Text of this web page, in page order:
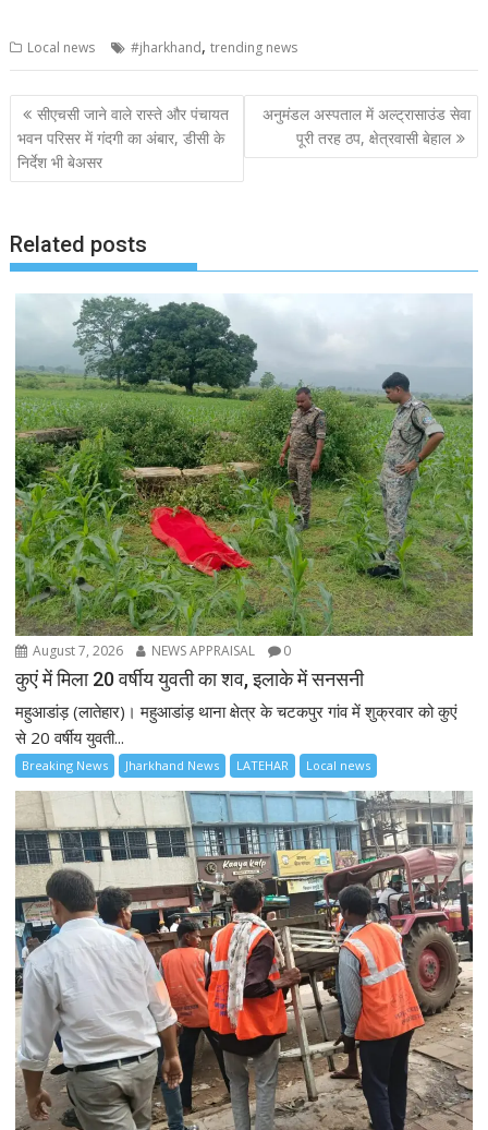
Local news #jharkhand,trending news
Post
navigation
सीएचसी जाने वाले रास्ते और पंचायत
भवन परिसर में गंदगी का अंबार, डीसी के
निर्देश भी बेअसर
अनुमंडल अस्पताल में अल्ट्रासाउंड सेवा
पूरी तरह ठप, क्षेत्रवासी बेहाल
Related posts
August 7, 2026 NEWS APPRAISAL 0
कुएं में मिला 20 वर्षीय युवती का शव, इलाके में सनसनी
महुआडांड़ (लातेहार)। महुआडांड़ थाना क्षेत्र के चटकपुर गांव में शुक्रवार को कुएं
से 20 वर्षीय युवती...
Breaking News Jharkhand News LATEHAR Local news